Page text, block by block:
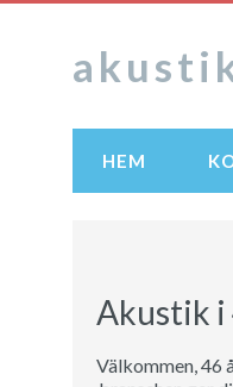
HEM
Akustik i
Välkommen, 46